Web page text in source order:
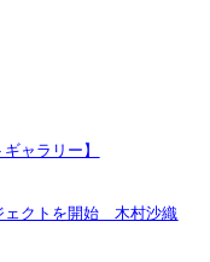
ャラリー】
ェクトを開始 木村沙織